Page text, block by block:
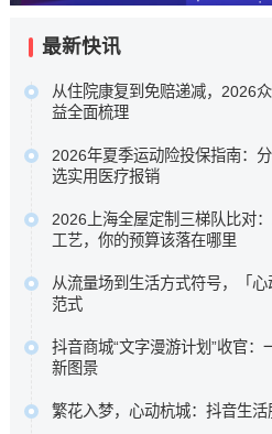
最新快讯
从住院康复到免赔递减，2026
益全面梳理
较，核心围绕众安保险众民保
投保准入规则、新增住院康复责
赔额递减或既往症赔付等相伴
原文链接
2026年夏季运动险投保指南：
选实用医疗报销
，我们针对众安等多款热门运
理 ，助您理清保障核心，在运
原文链接
2026上海全屋定制三梯队比对
工艺，你的预算该落在哪里
比区间，博洛尼以“大师设计+德
专注高端大宅整木定制。…
原文链接
从流量场到生活方式符号，「
范式
去，新一代消费者走进商圈，
场可打卡、可停留、可分享、
原文链接
抖音商城“文字漫游计划”收官
新图景
生活关系的理解。徐则臣同时
繁花入梦，心动杭城：抖音生